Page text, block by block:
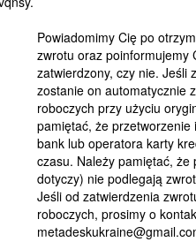
Powiadomimy Cię po
zwrotu oraz poinformujemy
zatwierdzony, czy nie. Jeśli
zostanie on automatycznie
roboczych przy użyciu
pamiętać, że
bank lub operatora karty
czasu. Należy pamiętać, że
dotyczy) nie podlegają
Jeśli od zatwierdzenia
roboczych, prosimy o